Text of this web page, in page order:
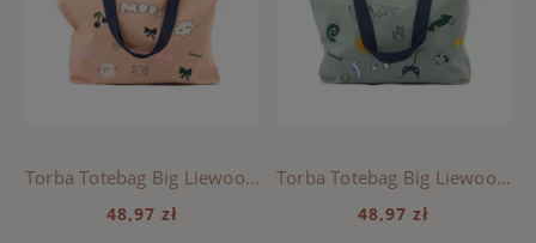
Torba Totebag Big Liewood - MOOD / PALE TUSCANY
48,97 zł
Torba Totebag Big Liewood - PLAY / DUSTY PEPPERMINT
48,97 zł